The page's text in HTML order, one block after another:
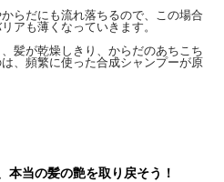
らだにも流れ落ちるので、この場合
アも薄くなっていきます。
髪が乾燥しきり、からだのあちこち
、頻繁に使った合成シャンプーが原
本当の髪の艶を取り戻そう！